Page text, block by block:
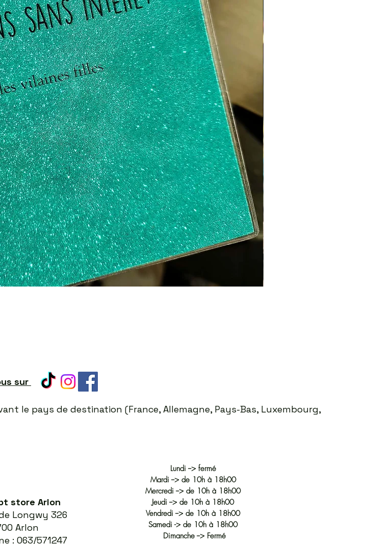
sur
le pays de destination (France, Allemagne, Pays-Bas, Luxembourg,
store Arlon
Longwy 326
Arlon
: 063/571247
Lundi --> fermé
Mardi --> de 10h à 18h00
Mercredi --> de 10h à 18h00
Jeudi --> de 10h à 18h00
Vendredi --> de 10h à 18h00
Samedi -> de 10h à 18h00
Dimanche --> Fermé